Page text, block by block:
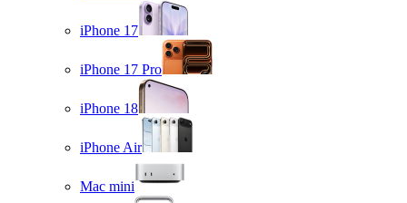
iPhone 17
iPhone 17 Pro
iPhone 18
iPhone Air
Mac mini